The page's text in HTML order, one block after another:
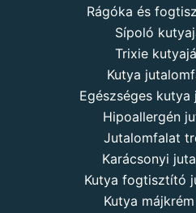
Rágóka és
Sípoló
Trixie
Kutya
Egészséges
Hipoallergén
Jutalomfalat
Karácsonyi
Kutya fogtisztító
Kutya